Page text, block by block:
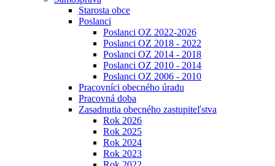
Starosta obce
Poslanci
Poslanci OZ 2022-2026
Poslanci OZ 2018 - 2022
Poslanci OZ 2014 - 2018
Poslanci OZ 2010 - 2014
Poslanci OZ 2006 - 2010
Pracovníci obecného úradu
Pracovná doba
Zasadnutia obecného zastupiteľstva
Rok 2026
Rok 2025
Rok 2024
Rok 2023